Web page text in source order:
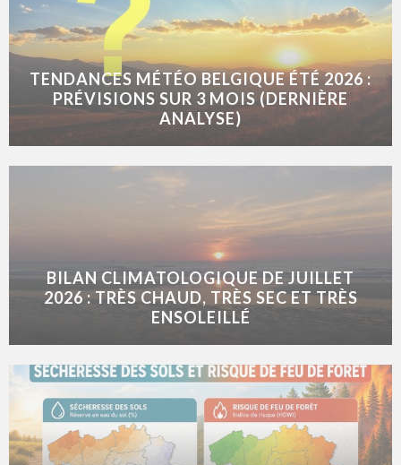
TENDANCES MÉTÉO BELGIQUE ÉTÉ 2026 :
PRÉVISIONS SUR 3 MOIS (DERNIÈRE
ANALYSE)
BILAN CLIMATOLOGIQUE DE JUILLET
2026 : TRÈS CHAUD, TRÈS SEC ET TRÈS
ENSOLEILLÉ